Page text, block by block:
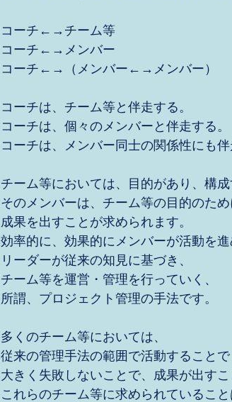
コーチ←→チーム等
コーチ←→メンバー
コーチ←→（メンバー←→メンバー）
コーチは、チーム等と伴走する。
コーチは、個々のメンバーと伴走する。
コーチは、メンバー同士の関係性にも伴
チーム等においては、目的があり、構成
そのメンバーは、チーム等の目的のため
成果を出すことが求められます。
効率的に、効果的にメンバーが活動を進
リーダーが従来の知見に基づき、
チーム等を運営・管理を行っていく、
所謂、プロジェクト管理の手法です。
多くのチーム等においては、
従来の管理手法の範囲で活動することで
大きく失敗しないことで、成果が出すこ
これらのチーム等に求められていること